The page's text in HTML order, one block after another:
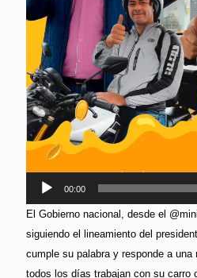
00:00
El Gobierno nacional, desde el
siguiendo el lineamiento del
cumple su palabra y responde a una
todos los días trabajan con su carro